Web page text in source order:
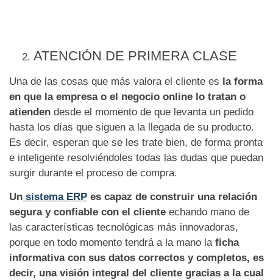
ATENCIÓN DE PRIMERA CLASE
Una de las cosas que más valora el cliente es la forma
en que la empresa o el negocio online lo tratan o
atienden desde el momento de que levanta un pedido
hasta los días que siguen a la llegada de su producto.
Es decir, esperan que se les trate bien, de forma pronta
e inteligente resolviéndoles todas las dudas que puedan
surgir durante el proceso de compra.
Un sistema ERP es capaz de construir una relación
segura y confiable con el cliente echando mano de
las características tecnológicas más innovadoras,
porque en todo momento tendrá a la mano la ficha
informativa con sus datos correctos y completos, es
decir, una visión integral del cliente gracias a la cual